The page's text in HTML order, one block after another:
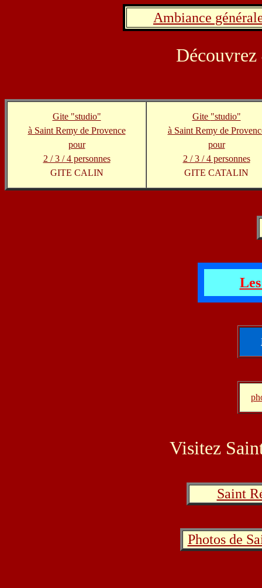
Ambiance
Découvrez
Gite "studio"
à Saint Remy de Provence
pour
2 / 3 / 4 personnes
GITE CALIN
Gite "studio"
à Saint Remy de
pour
2 / 3 / 4 personnes
GITE CATALIN
Visitez
Saint
Photos de